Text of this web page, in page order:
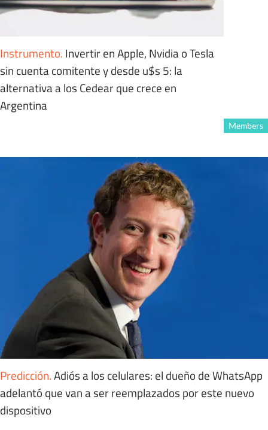
Instrumento. Invertir en Apple, Nvidia o Tesla
sin cuenta comitente y desde u$s 5: la
alternativa a los Cedear que crece en
Argentina
Members
Predicción.Adiós a los celulares: el dueño de WhatsApp
adelantó que van a ser reemplazados por este nuevo
dispositivo